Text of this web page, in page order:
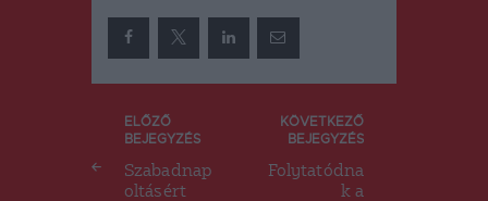
Bejegyzés
navigáció
ELŐZŐ
BEJEGYZÉS
Szabadnap
oltásért
KÖVETKEZŐ
BEJEGYZÉS
Folytatódna
k a